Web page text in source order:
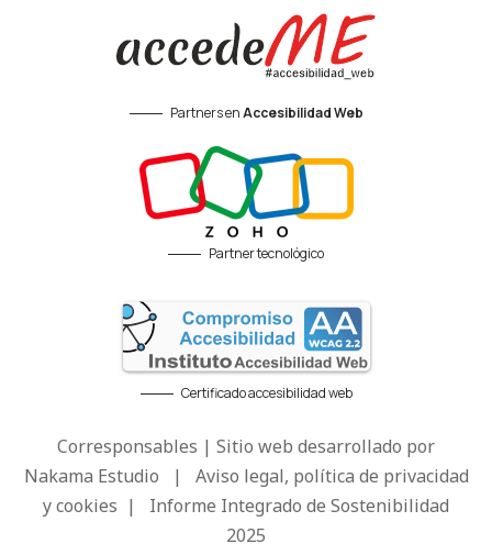
Partners enAccesibilidad Web
Partner tecnológico
Certificado accesibilidad web
Corresponsables | Sitio web desarrollado por
Nakama Estudio | Aviso legal, política de privacidad
y cookies | Informe Integrado de Sostenibilidad
2025